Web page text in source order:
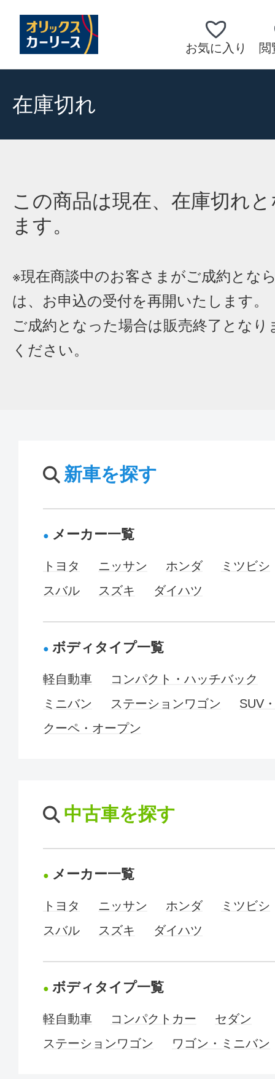
お気に入り 閲
在庫切れ
この商品は現在、在庫切れ
ます。
※現在商談中のお客さまがご成約とな
は、お申込の受付を再開いたします。
ご成約となった場合は販売終了となり
ください。
新車を探す
メーカー一覧
トヨタ ニッサン ホンダ
ミツビシ
スバル
スズキ ダイハツ
ボディタイプ一覧
軽自動車
コンパクト・ハッチバック
ミニバン
ステーションワゴン
SUV
クーペ・オープン
中古車を探す
メーカー一覧
トヨタ ニッサン ホンダ
ミツビシ
スバル
スズキ ダイハツ
ボディタイプ一覧
軽自動車 コンパクトカー
セダン
ステーションワゴン
ワゴン・ミニバン